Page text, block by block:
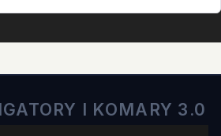
I KOMARY 3.0